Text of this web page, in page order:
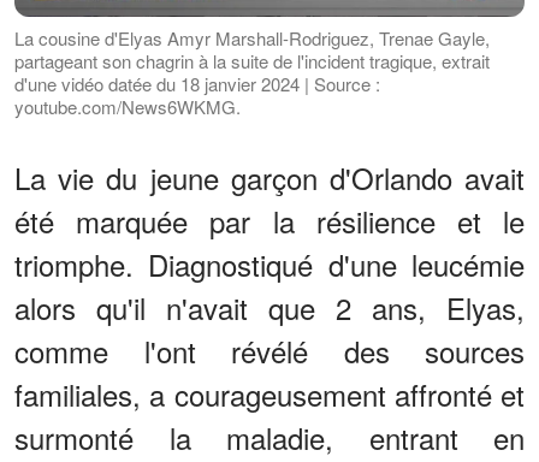
La cousine d'Elyas Amyr Marshall-Rodriguez, Trenae Gayle,
partageant son chagrin à la suite de l'incident tragique, extrait
d'une vidéo datée du 18 janvier 2024 | Source :
youtube.com/News6WKMG.
La vie du jeune garçon d'Orlando avait
été marquée par la résilience et le
triomphe. Diagnostiqué d'une leucémie
alors qu'il n'avait que 2 ans, Elyas,
comme l'ont révélé des sources
familiales, a courageusement affronté et
surmonté la maladie, entrant en